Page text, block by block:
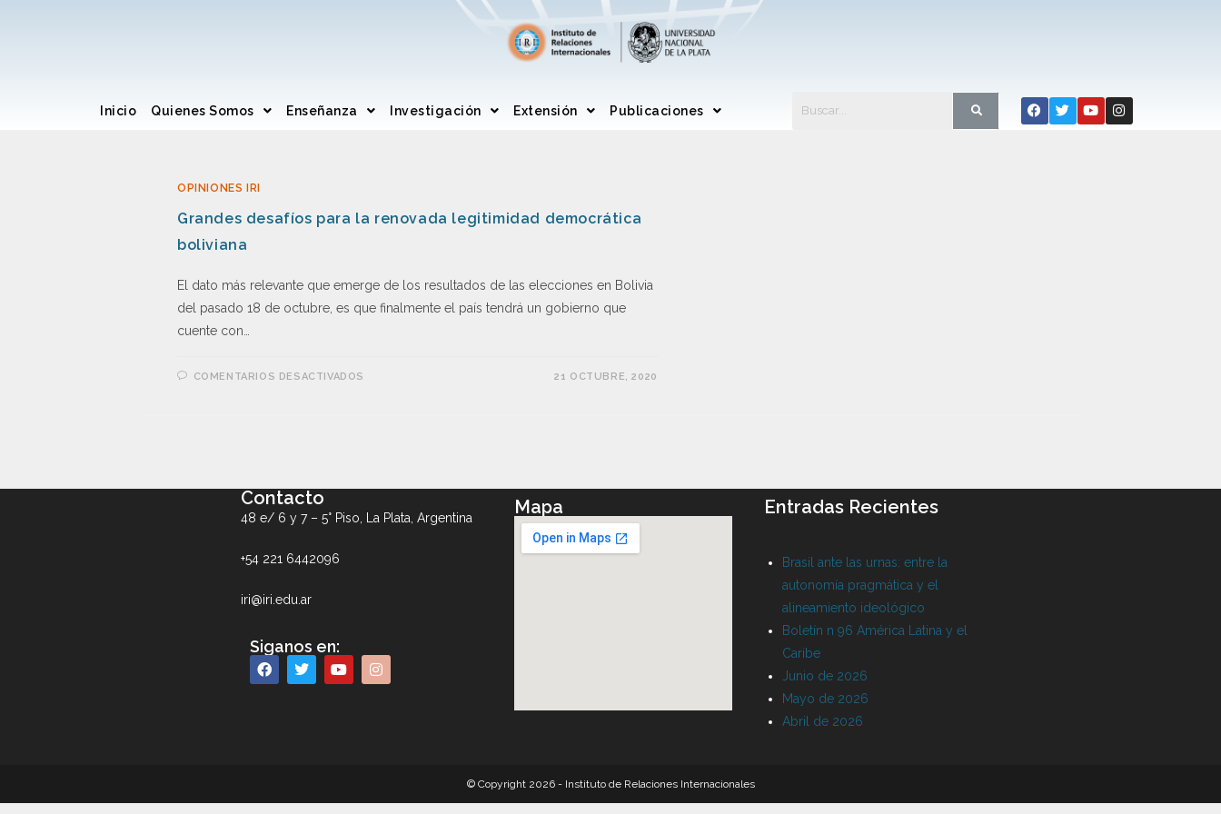
Inicio Quienes Somos Enseñanza Investigación Extensión Publicaciones
OPINIONES IRI
Grandes desafíos para la renovada legitimidad democrática
boliviana
El dato más relevante que emerge de los resultados de las elecciones en Bolivia
del pasado 18 de octubre, es que finalmente el país tendrá un gobierno que
cuente con…
COMENTARIOS DESACTIVADOS 21 OCTUBRE, 2020
Contacto
48 e/ 6 y 7 – 5° Piso, La Plata, Argentina
+54 221 6442096
iri@iri.edu.ar
Siganos en:
Mapa Entradas Recientes
Brasil ante las urnas: entre la
autonomía pragmática y el
alineamiento ideológico
Boletín n 96 América Latina y el
Caribe
Junio de 2026
Mayo de 2026
Abril de 2026
© Copyright 2026 - Instituto de Relaciones Internacionales